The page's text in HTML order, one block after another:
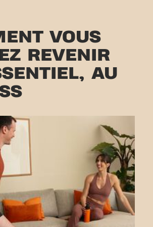
VOUS
REVENIR
AU